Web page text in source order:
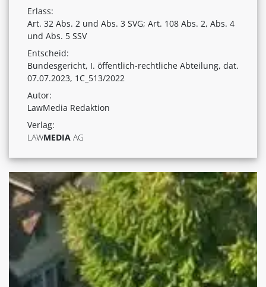
Erlass:
Art. 32 Abs. 2 und Abs. 3 SVG; Art. 108 Abs. 2, Abs. 4
und Abs. 5 SSV
Entscheid:
Bundesgericht, I. öffentlich-rechtliche Abteilung, dat.
07.07.2023, 1C_513/2022
Autor:
LawMedia Redaktion
Verlag:
LAWMEDIA AG